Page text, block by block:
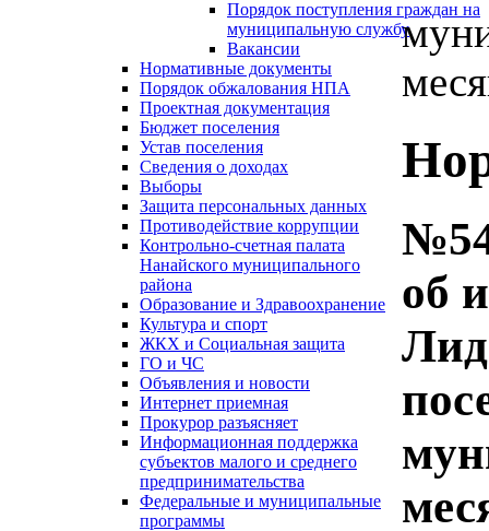
Порядок поступления граждан на
муниципальную службу
Вакансии
Нормативные документы
Порядок обжалования НПА
Проектная документация
Бюджет поселения
Устав поселения
Сведения о доходах
Выборы
Защита персональных данных
Противодействие коррупции
Контрольно-счетная палата
Нанайского муниципального
района
Образование и Здравоохранение
Культура и спорт
ЖКХ и Социальная защита
ГО и ЧС
Объявления и новости
Интернет приемная
Прокурор разъясняет
Информационная поддержка
субъектов малого и среднего
предпринимательства
Федеральные и муниципальные
программы
об